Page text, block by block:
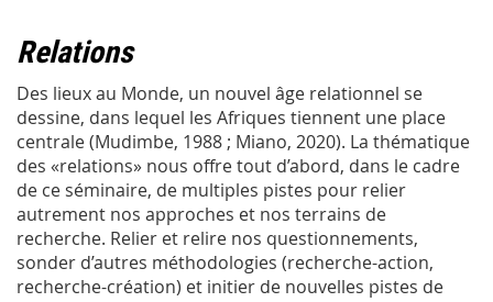
Relations
Des lieux au Monde, un nouvel âge relationnel se
dessine, dans lequel les Afriques tiennent une place
centrale (Mudimbe, 1988 ; Miano, 2020). La thématique
des «relations» nous offre tout d’abord, dans le cadre
de ce séminaire, de multiples pistes pour relier
autrement nos approches et nos terrains de
recherche. Relier et relire nos questionnements,
sonder d’autres méthodologies (recherche-action,
recherche-création) et initier de nouvelles pistes de